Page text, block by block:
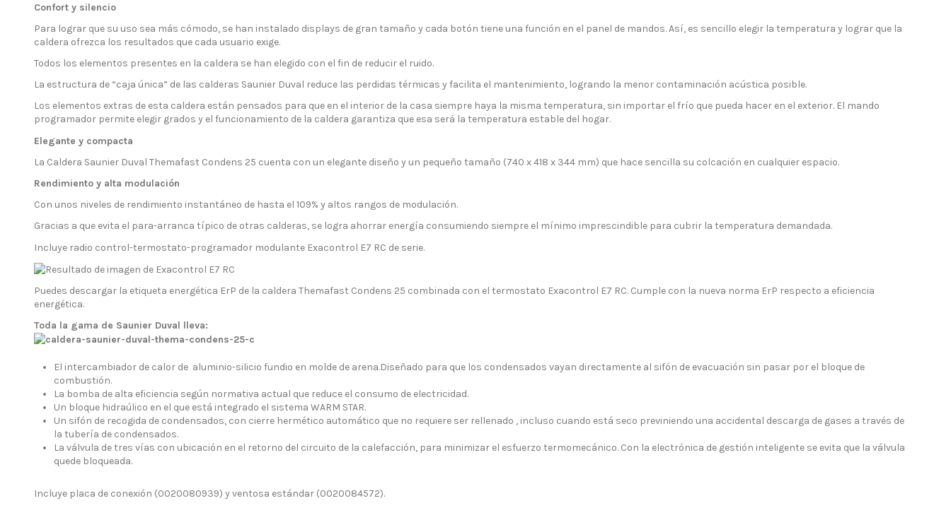
Confort y silencio
Para lograr que su uso sea más cómodo, se han instalado displays de gran tamaño y cada botón tiene una función en el panel de mandos. Así, es sencillo elegir la temperatura y lograr que la
caldera ofrezca los resultados que cada usuario exige.
Todos los elementos presentes en la caldera se han elegido con el fin de reducir el ruido.
La estructura de “caja única” de las calderas Saunier Duval reduce las perdidas térmicas y facilita el mantenimiento, logrando la menor contaminación acústica posible.
Los elementos extras de esta caldera están pensados para que en el interior de la casa siempre haya la misma temperatura, sin importar el frío que pueda hacer en el exterior. El mando
programador permite elegir grados y el funcionamiento de la caldera garantiza que esa será la temperatura estable del hogar.
Elegante y compacta
La Caldera Saunier Duval Themafast Condens 25 cuenta con un elegante diseño y un pequeño tamaño (740 x 418 x 344 mm) que hace sencilla su colcación en cualquier espacio.
Rendimiento y alta modulación
Con unos niveles de rendimiento instantáneo de hasta el 109% y altos rangos de modulación.
Gracias a que evita el para-arranca típico de otras calderas, se logra ahorrar energía consumiendo siempre el mínimo imprescindible para cubrir la temperatura demandada.
Incluye radio control-termostato-programador modulante Exacontrol E7 RC de serie.
Puedes descargar la etiqueta energética ErP de la caldera Themafast Condens 25 combinada con el termostato Exacontrol E7 RC. Cumple con la nueva norma ErP respecto a eficiencia
energética.
Toda la gama de Saunier Duval lleva:
El intercambiador de calor de aluminio-silicio fundio en molde de arena.Diseñado para que los condensados vayan directamente al sifón de evacuación sin pasar por el bloque de
combustión.
La bomba de alta eficiencia según normativa actual que reduce el consumo de electricidad.
Un bloque hidraúlico en el que está integrado el sistema WARM STAR.
Un sifón de recogida de condensados, con cierre hermético automático que no requiere ser rellenado , incluso cuando está seco previniendo una accidental descarga de gases a través de
la tubería de condensados.
La válvula de tres vías con ubicación en el retorno del circuito de la calefacción, para minimizar el esfuerzo termomecánico. Con la electrónica de gestión inteligente se evita que la válvula
quede bloqueada.
Incluye placa de conexión (0020080939) y ventosa estándar (0020084572).